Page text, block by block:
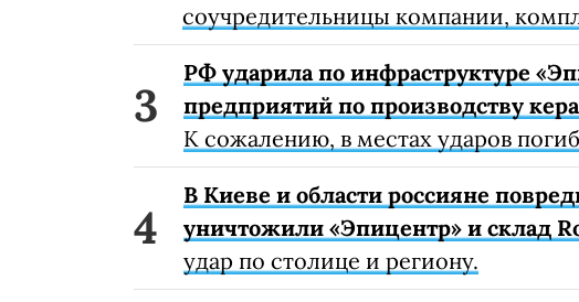
соучредительницы компании,
РФ ударила по инфраструктуре
предприятий по производству
К сожалению, в местах ударов
В Киеве и области россияне
уничтожили «Эпицентр» и склад
удар по столице и региону.